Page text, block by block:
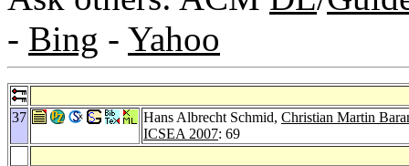
- Bing - Yahoo
37 Hans Albrecht Schmid, Christian Martin
ICSEA 2007: 69